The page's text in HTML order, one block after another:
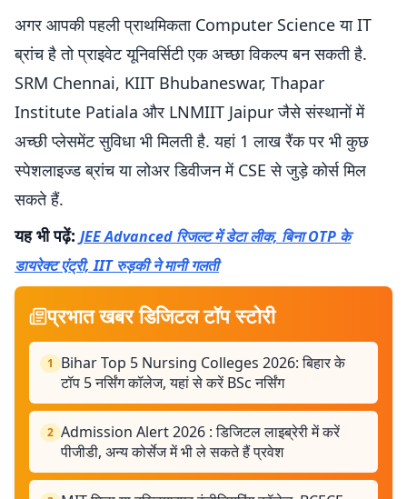
अगर आपकी पहली प्राथमिकता Computer Science या IT
ब्रांच है तो प्राइवेट यूनिवर्सिटी एक अच्छा विकल्प बन सकती है.
SRM Chennai, KIIT Bhubaneswar, Thapar
Institute Patiala और LNMIIT Jaipur जैसे संस्थानों में
अच्छी प्लेसमेंट सुविधा भी मिलती है. यहां 1 लाख रैंक पर भी कुछ
स्पेशलाइज्ड ब्रांच या लोअर डिवीजन में CSE से जुड़े कोर्स मिल
सकते हैं.
यह भी पढ़ें: JEE Advanced रिजल्ट में डेटा लीक, बिना OTP के
डायरेक्ट एंट्री, IIT रुड़की ने मानी गलती
प्रभात खबर डिजिटल टॉप स्टोरी
1
Bihar Top 5 Nursing Colleges 2026: बिहार के
टॉप 5 नर्सिंग कॉलेज, यहां से करें BSc नर्सिंग
2 Admission Alert 2026 : डिजिटल लाइब्रेरी में करें
पीजीडी, अन्य कोर्सेज में भी ले सकते हैं प्रवेश